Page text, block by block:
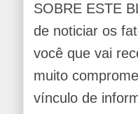
SOBRE ESTE
de noticiar os
você que vai
muito
vínculo de